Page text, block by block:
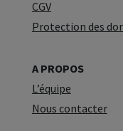
CGV
Protection des
A PROPOS
L’équipe
Nous contacter